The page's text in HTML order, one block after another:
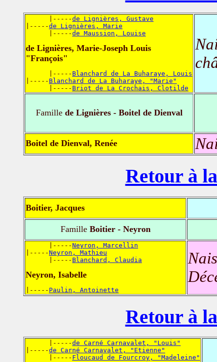
      |-----
de Lignières, Gustave
|-----de Lignières, Marie
      |-----
de Maussion, Louise
de Lignières, Marie-Joseph Louis
"François"
      |-----
Blanchard de La Buharaye, Louis
|----- Blanchard de La Buharaye, "Marie"
      |-----
Briot de La Crochais, Clotilde
Famillede Lignières - Boitel de Dienval
Boitel de Dienval, Renée
Retour à
Boitier, Jacques
FamilleBoitier - Neyron
      |-----
Neyron, Marcellin
|-----Neyron, Mathieu
      |-----
Blanchard, Claudia
Neyron, Isabelle
|----- Paulin, Antoinette
Retour à
      |-----
de Carné Carnavalet, "Louis"
|-----de Carné Carnavalet, "Etienne"
      |-----
Floucaud de Fourcroy, "Madeleine"